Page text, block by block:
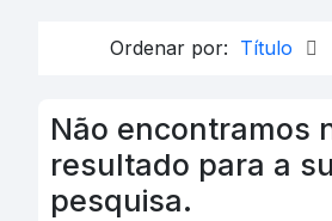
Ordenar por: Título
Não encontramos
resultado para a
pesquisa.